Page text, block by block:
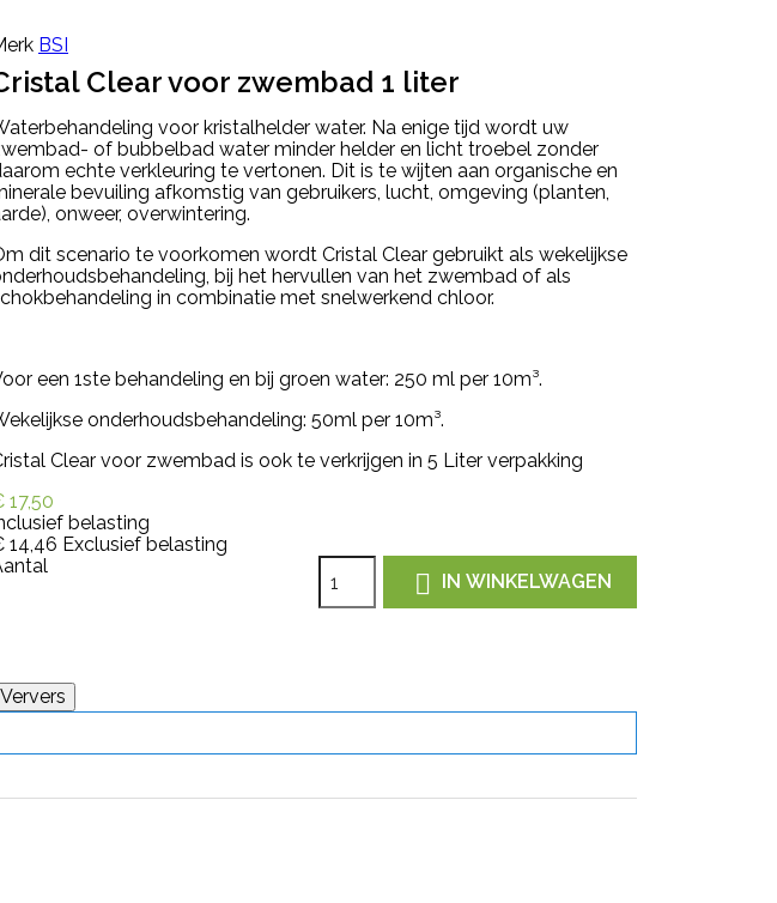
BSI
Clear voor zwembad 1 liter
voor kristalhelder water. Na enige tijd wordt uw
of bubbelbad water minder helder en licht troebel zonder
echte verkleuring te vertonen. Dit is te wijten aan organische en
bevuiling afkomstig van gebruikers, lucht, omgeving (planten,
onweer, overwintering.
dit scenario te voorkomen wordt Cristal Clear gebruikt als wekelijkse
bij het hervullen van het zwembad of als
in combinatie met snelwerkend chloor.
een 1ste behandeling en bij groen water: 250 ml per 10m³.
onderhoudsbehandeling: 50ml per 10m³.
Clear voor zwembad is ook te verkrijgen in 5 Liter verpakking
17,50
belasting
14,46 Exclusief belasting
 IN WINKELWAGEN